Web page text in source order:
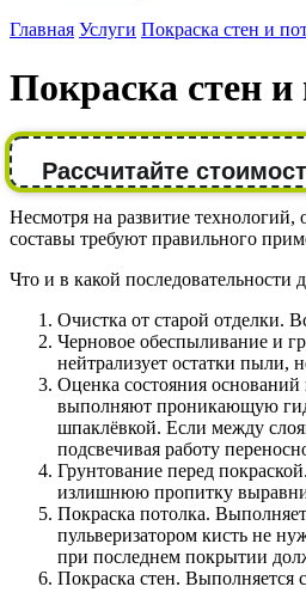
Главная Услуги Покраска стен и
Покраска стен
Рассчитайте
Несмотря на развитие
составы требуют правильного
Что и в какой последовательности
Очистка от старой отделки.
Черновое обеспыливание и
нейтрализует остатки пыли,
Оценка состояния
выполняют проникающую
шпаклёвкой. Если между
подсвечивая работу
Грунтование перед
излишнюю пропитку
Покраска потолка.
пульверизатором кисть не
при последнем покрытии
Покраска стен. Выполняется